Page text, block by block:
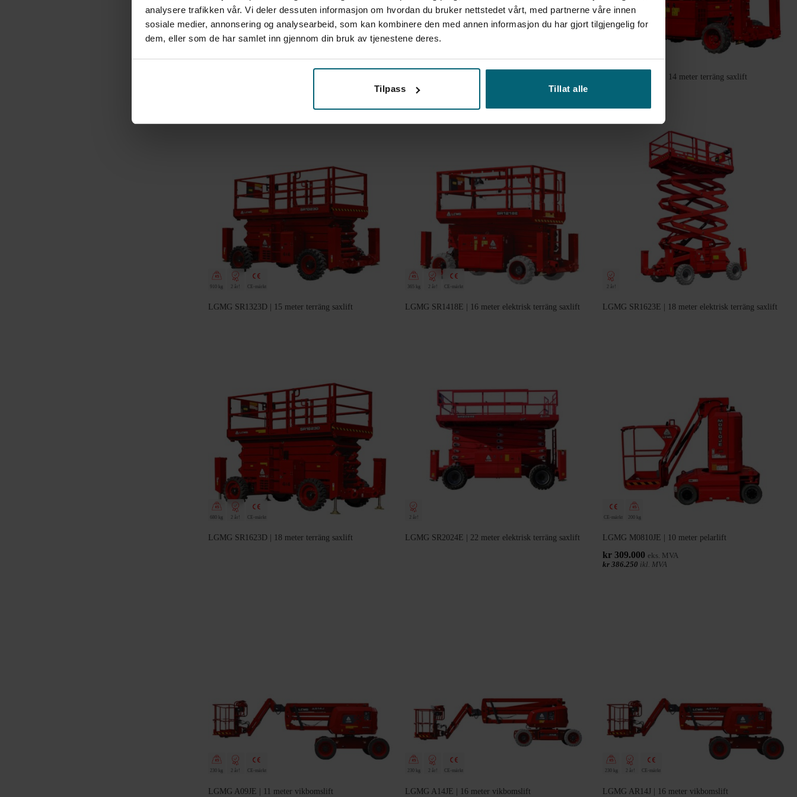
analysere trafikken vår. Vi deler dessuten informasjon om hvordan du bruker nettstedet vårt, med partnerne våre innen
sosiale medier, annonsering og analysearbeid, som kan kombinere den med annen informasjon du har gjort tilgjengelig for
dem, eller som de har samlet inn gjennom din bruk av tjenestene deres.
Tilpass Tillat alle
LGMG SR1218D | 14 meter terräng saxlift
910 kg 2 år! CE-märkt
LGMG SR1323D | 15 meter terräng saxlift
365 kg 2 år! CE-märkt
LGMG SR1418E | 16 meter elektrisk terräng saxlift
2 år!
LGMG SR1623E | 18 meter elektrisk terräng saxlift
680 kg 2 år! CE-märkt
LGMG SR1623D | 18 meter terräng saxlift
2 år!
LGMG SR2024E | 22 meter elektrisk terräng saxlift
CE-märkt 200 kg
LGMG M0810JE | 10 meter pelarlift
kr 309.000 eks. MVA
kr 386.250 ikl. MVA
230 kg 2 år! CE-märkt
LGMG A09JE | 11 meter vikbomslift
230 kg 2 år! CE-märkt
LGMG A14JE | 16 meter vikbomslift
230 kg 2 år! CE-märkt
LGMG AR14J | 16 meter vikbomslift